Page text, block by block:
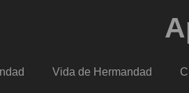
Vida de Hermandad